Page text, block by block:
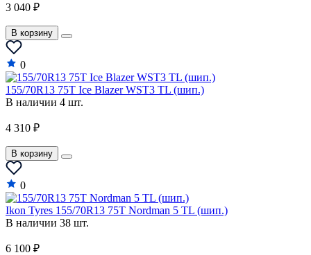
3 040 ₽
В корзину
0
155/70R13 75T Ice Blazer WST3 TL (шип.)
В наличии 4 шт.
4 310 ₽
В корзину
0
Ikon Tyres 155/70R13 75T Nordman 5 TL (шип.)
В наличии 38 шт.
6 100 ₽